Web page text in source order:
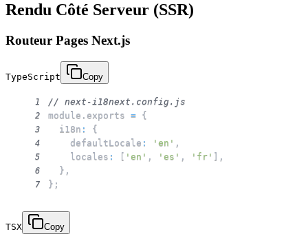
Rendu Côté Serveur (SSR)
Routeur Pages Next.js
TypeScript Copy
1 // next-i18next.config.js
2 module . exports = {
3
  i18n
: {
4
    defaultLocale
: 'en' ,
5
    locales
: [ 'en' , 'es' , 'fr' ] ,
6 } ,
7 } ;
TSX Copy